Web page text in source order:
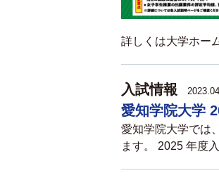
詳しくは大学ホー
入試情報
愛知学院大学
愛知学院大学では
ます。 2025 年度